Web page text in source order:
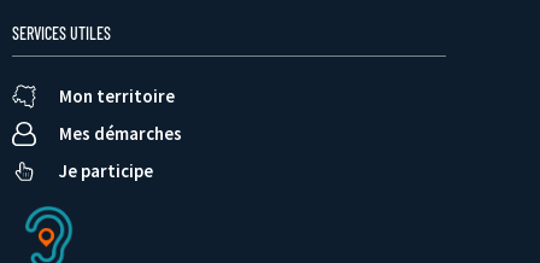
SERVICES UTILES
Mon territoire
Mes démarches
Je participe